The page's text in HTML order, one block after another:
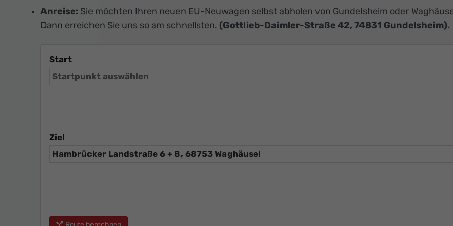
Anreise: Sie möchten Ihren neuen EU-Neuwagen selbst abholen von Gundelsheim oder
Dann erreichen Sie uns so am schnellsten. (Gottlieb-Daimler-Straße 42, 74831 Gundelsheim).
Start
Ziel